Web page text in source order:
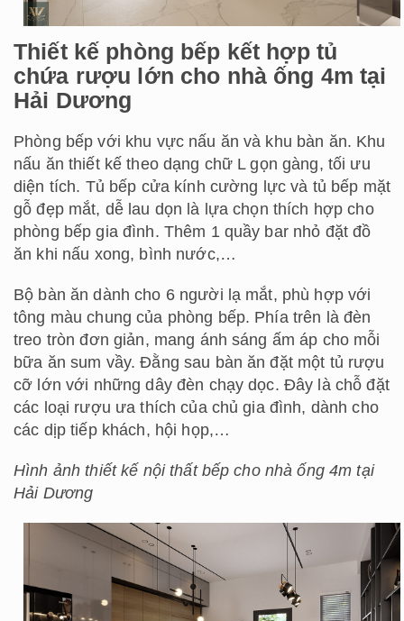
Thiết kế phòng bếp kết hợp tủ
chứa rượu lớn cho nhà ống 4m tại
Hải Dương
Phòng bếp với khu vực nấu ăn và khu bàn ăn. Khu
nấu ăn thiết kế theo dạng chữ L gọn gàng, tối ưu
diện tích. Tủ bếp cửa kính cường lực và tủ bếp mặt
gỗ đẹp mắt, dễ lau dọn là lựa chọn thích hợp cho
phòng bếp gia đình. Thêm 1 quầy bar nhỏ đặt đồ
ăn khi nấu xong, bình nước,…
Bộ bàn ăn dành cho 6 người lạ mắt, phù hợp với
tông màu chung của phòng bếp. Phía trên là đèn
treo tròn đơn giản, mang ánh sáng ấm áp cho mỗi
bữa ăn sum vầy. Đằng sau bàn ăn đặt một tủ rượu
cỡ lớn với những dây đèn chạy dọc. Đây là chỗ đặt
các loại rượu ưa thích của chủ gia đình, dành cho
các dịp tiếp khách, hội họp,…
Hình ảnh thiết kế nội thất bếp cho nhà ống 4m tại
Hải Dương